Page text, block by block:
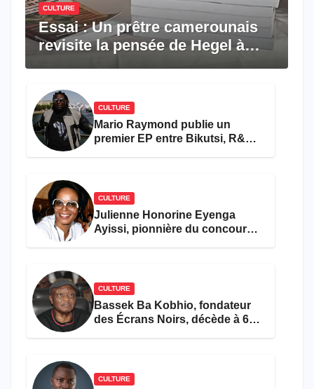
CULTURE
Essai : Un prêtre camerounais
revisite la pensée de Hegel à
CULTURE
Mario Raymond publie un
premier EP entre Bikutsi, R&B
CULTURE
Julienne Honorine Eyenga
Ayissi, pionnière du concours
CULTURE
Bassek Ba Kobhio, fondateur
des Écrans Noirs, décède à 69
CULTURE